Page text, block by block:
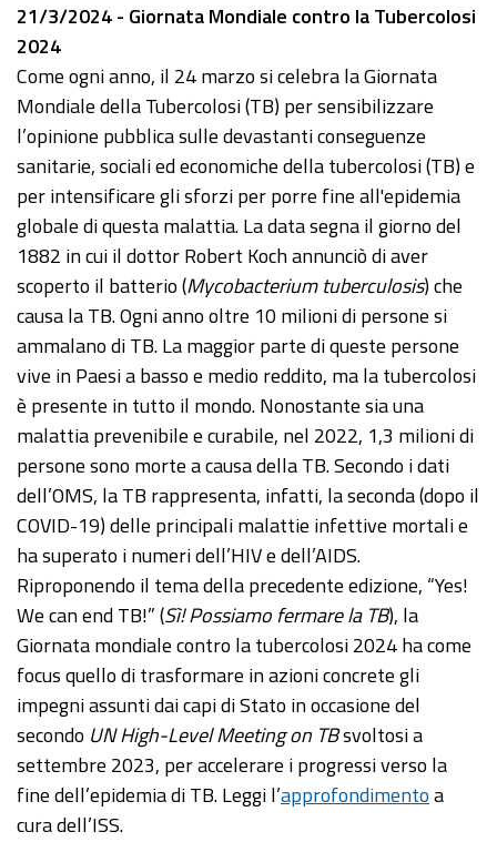
21/3/2024 - Giornata Mondiale contro la Tubercolosi
2024
Come ogni anno, il 24 marzo si celebra la Giornata
Mondiale della Tubercolosi (TB) per sensibilizzare
l’opinione pubblica sulle devastanti conseguenze
sanitarie, sociali ed economiche della tubercolosi (TB) e
per intensificare gli sforzi per porre fine all'epidemia
globale di questa malattia. La data segna il giorno del
1882 in cui il dottor Robert Koch annunciò di aver
scoperto il batterio (Mycobacterium tuberculosis) che
causa la TB. Ogni anno oltre 10 milioni di persone si
ammalano di TB. La maggior parte di queste persone
vive in Paesi a basso e medio reddito, ma la tubercolosi
è presente in tutto il mondo. Nonostante sia una
malattia prevenibile e curabile, nel 2022, 1,3 milioni di
persone sono morte a causa della TB. Secondo i dati
dell’OMS, la TB rappresenta, infatti, la seconda (dopo il
COVID-19) delle principali malattie infettive mortali e
ha superato i numeri dell’HIV e dell’AIDS.
Riproponendo il tema della precedente edizione, “Yes!
We can end TB!” (Sì! Possiamo fermare la TB), la
Giornata mondiale contro la tubercolosi 2024 ha come
focus quello di trasformare in azioni concrete gli
impegni assunti dai capi di Stato in occasione del
secondo UN High-Level Meeting on TBsvoltosi a
settembre 2023, per accelerare i progressi verso la
fine dell’epidemia di TB. Leggi l’approfondimentoa
cura dell’ISS.